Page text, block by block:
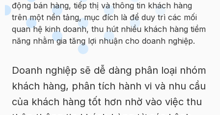
động bán hàng, tiếp thị và thông tin khách hàng
trên một nền tảng, mục đích là để duy trì các mối
quan hệ kinh doanh, thu hút nhiều khách hàng tiềm
năng nhằm gia tăng lợi nhuận cho doanh nghiệp.
Doanh nghiệp sẽ dễ dàng phân loại nhóm
khách hàng, phân tích hành vi và nhu cầu
của khách hàng tốt hơn nhờ vào việc thu